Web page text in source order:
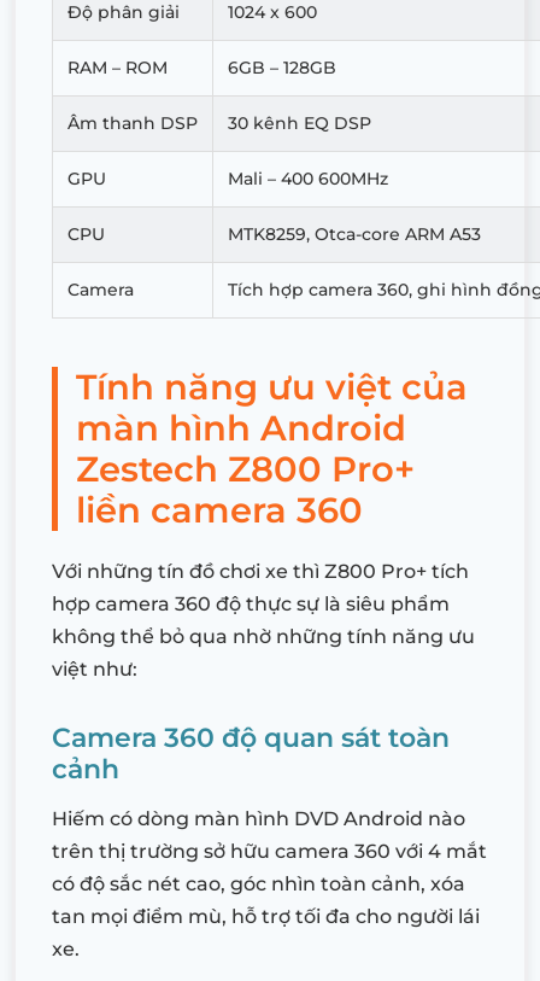
Độ phân giải 1024 x 600
RAM – ROM 6GB – 128GB
Âm thanh DSP 30 kênh EQ DSP
GPU Mali – 400 600MHz
CPU MTK8259, Otca-core ARM A53
Camera Tích hợp camera 360, ghi hình
Tính năng ưu việt của
màn hình Android
Zestech Z800 Pro+
liền camera 360
Với những tín đồ chơi xe thì Z800 Pro+ tích
hợp camera 360 độ thực sự là siêu phẩm
không thể bỏ qua nhờ những tính năng ưu
việt như:
Camera 360 độ quan sát toàn
cảnh
Hiếm có dòng màn hình DVD Android nào
trên thị trường sở hữu camera 360 với 4 mắt
có độ sắc nét cao, góc nhìn toàn cảnh, xóa
tan mọi điểm mù, hỗ trợ tối đa cho người lái
xe.